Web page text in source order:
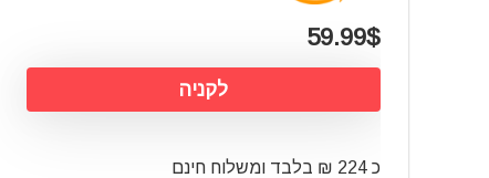
59.99$
לקניה
כ 224 ₪ בלבד ומשלוח חינם